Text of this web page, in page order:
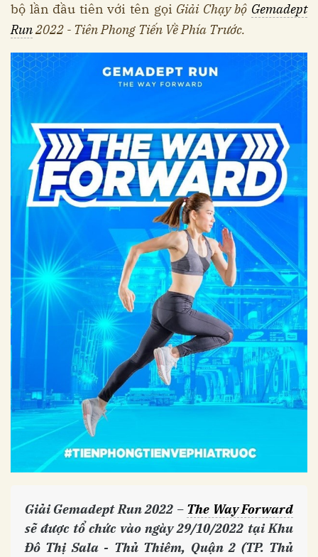
bộ lần đầu tiên với tên gọi Giải Chạy bộ Gemadept
Run2022 - Tiên Phong Tiến Về Phía Trước.
Giải Gemadept Run 2022 – The Way Forward
sẽ được tổ chức vào ngày 29/10/2022 tại Khu
Đô Thị Sala - Thủ Thiêm, Quận 2 (TP. Thủ